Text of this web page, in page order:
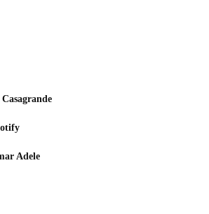
Adele